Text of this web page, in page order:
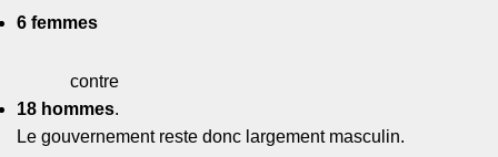
6 femmes
contre
18 hommes.
Le gouvernement reste donc largement masculin.